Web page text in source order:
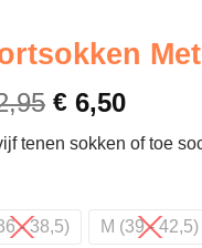
€ 6,50
tenen sokken of toe
- 38,5) M (39 - 42,5)